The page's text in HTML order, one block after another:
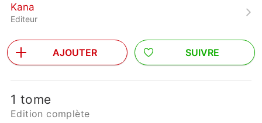
Kana
Editeur
AJOUTER SUIVRE
1 tome
Edition complète